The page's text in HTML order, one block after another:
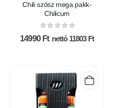
Chili szósz mega pakk-
Chilicum
0az 5-ből
14990 Ft nettó 11803 Ft